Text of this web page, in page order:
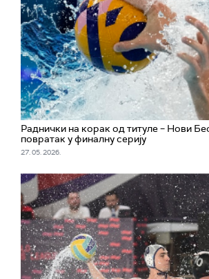
Раднички на корак од титуле – Нови
повратак у финалну серију
27. 05. 2026.